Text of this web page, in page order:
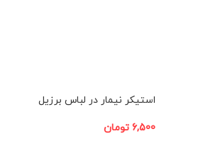
استیکر نیمار در لباس برزیل
6,500 تومان